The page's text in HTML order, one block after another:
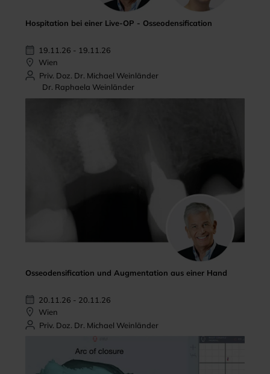
Hospitation bei einer Live-OP - Osseodensification
19.11.26 - 19.11.26
Wien
Priv. Doz. Dr. Michael Weinländer
Dr. Raphaela Weinländer
Osseodensification und Augmentation aus einer Hand
20.11.26 - 20.11.26
Wien
Priv. Doz. Dr. Michael Weinländer